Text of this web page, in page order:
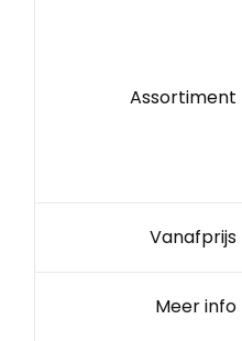
Assortiment
Vanafprijs
Meer info